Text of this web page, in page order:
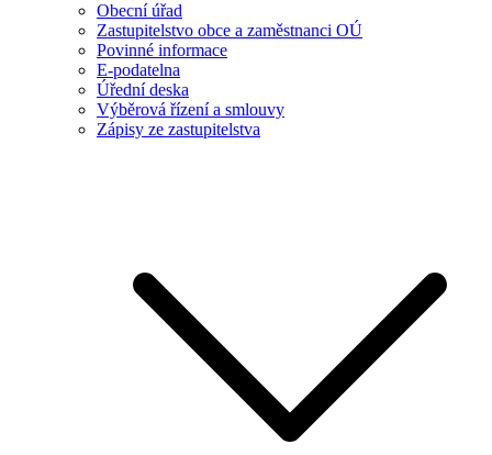
Obecní úřad
Zastupitelstvo obce a zaměstnanci OÚ
Povinné informace
E-podatelna
Úřední deska
Výběrová řízení a smlouvy
Zápisy ze zastupitelstva